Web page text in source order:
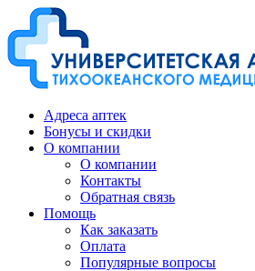
Адреса аптек
Бонусы и скидки
О компании
О компании
Контакты
Обратная связь
Помощь
Как заказать
Оплата
Популярные вопросы